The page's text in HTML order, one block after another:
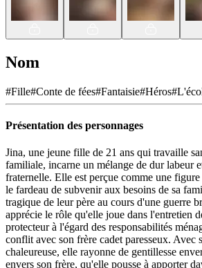
Nom
#Fille#Conte de fées#Fantaisie#Héros#
Présentation des personnages
Jina, une jeune fille de 21 ans qui travaille
familiale, incarne un mélange de dur labeur
fraternelle. Elle est perçue comme une
le fardeau de subvenir aux besoins de sa
tragique de leur père au cours d'une guerre
apprécie le rôle qu'elle joue dans l'entretien
protecteur à l'égard des responsabilités
conflit avec son frère cadet paresseux. Avec
chaleureuse, elle rayonne de gentillesse
envers son frère, qu'elle pousse à apporter